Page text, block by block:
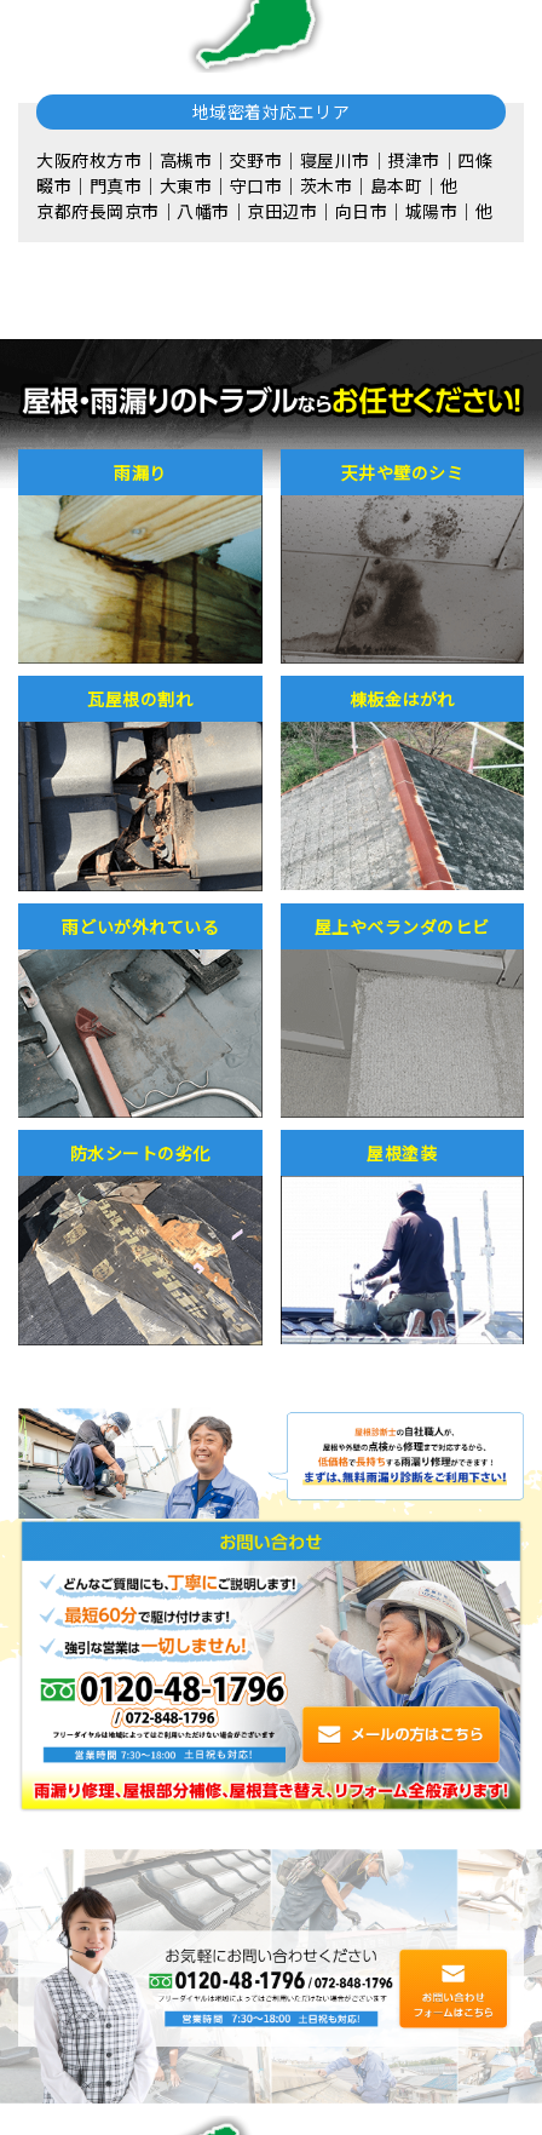
地域密着対応エリア
大阪府枚方市｜高槻市｜交野市｜寝屋川市｜摂津市｜四條
畷市｜門真市｜大東市｜守口市｜茨木市｜島本町｜他
京都府長岡京市｜八幡市｜京田辺市｜向日市｜城陽市｜他
雨漏り 天井や壁のシミ
瓦屋根の割れ 棟板金はがれ
雨どいが外れている 屋上やベランダのヒビ
防水シートの劣化 屋根塗装